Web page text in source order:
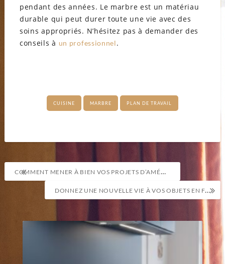
pendant des années. Le marbre est un matériau
durable qui peut durer toute une vie avec des
soins appropriés. N’hésitez pas à demander des
conseils à un professionnel.
CUISINE MARBRE PLAN DE TRAVAIL
Navigation
de
l’article
COMMENT MENER À BIEN VOS PROJETS D’AMÉNAGEMENT INTÉRIEUR DANS DES LOCAUX COMMERCIAUX ?
DONNEZ UNE NOUVELLE VIE À VOS OBJETS EN FAÏENCE : GUIDE PRATIQUE ET CRÉATIF